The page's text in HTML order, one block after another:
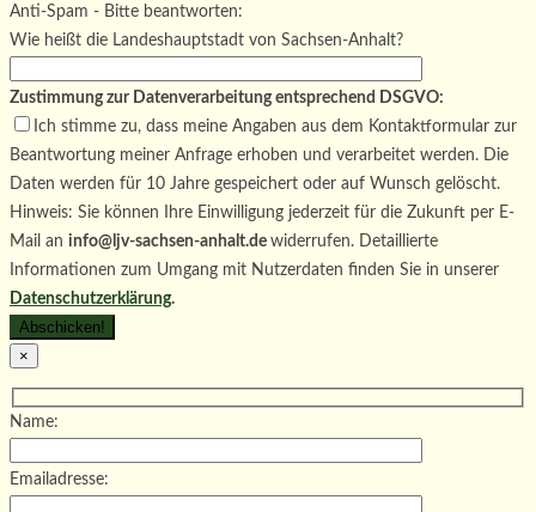
Bitte lasse dieses Feld leer.
Anti-Spam - Bitte beantworten:
Wie heißt die Landeshauptstadt von Sachsen-Anhalt?
Zustimmung zur Datenverarbeitung entsprechend DSGVO:
Ich stimme zu, dass meine Angaben aus dem Kontaktformular zur
Beantwortung meiner Anfrage erhoben und verarbeitet werden. Die
Daten werden für 10 Jahre gespeichert oder auf Wunsch gelöscht.
Hinweis: Sie können Ihre Einwilligung jederzeit für die Zukunft per E-
Mail an info@ljv-sachsen-anhalt.de widerrufen. Detaillierte
Informationen zum Umgang mit Nutzerdaten finden Sie in unserer
Datenschutzerklärung.
×
Name:
Emailadresse: